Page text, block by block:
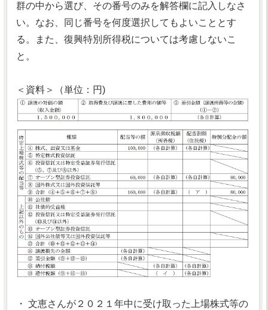
群の中から選び、その番号のみを解答欄に記入しなさ
い。なお、同じ番号を何度選択してもよいこととす
る。また、復興特別所得税については考慮しないこ
と。
＜資料＞（単位：円)
・ 文恵さんが２０２１年中に受け取った上場株式等の